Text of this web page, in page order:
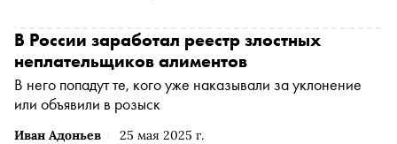
Иван Адоньев 25 мая 2025 г.
В России заработал реестр злостных
неплательщиков алиментов
В него попадут те, кого уже наказывали за уклонение
или объявили в розыск